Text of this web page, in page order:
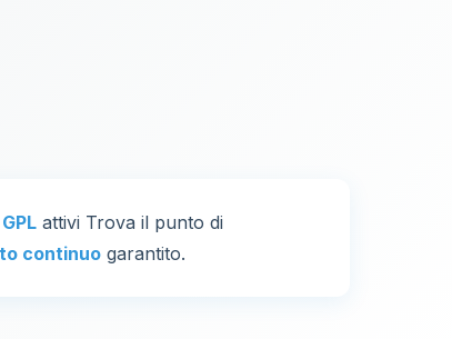
attivi Trova il punto di
continuo garantito.